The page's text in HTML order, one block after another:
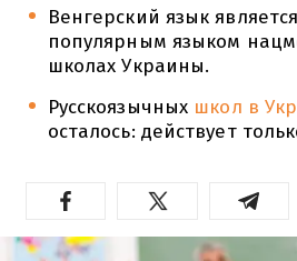
Венгерский язык
популярным языком
школах Украины.
Русскоязычных школ в
осталось: действует